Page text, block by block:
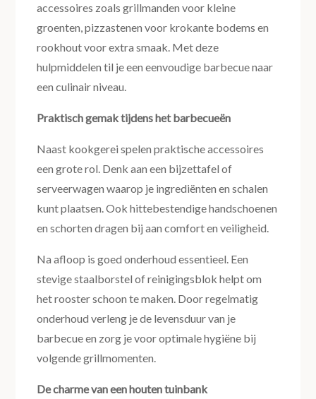
accessoires zoals grillmanden voor kleine
groenten, pizzastenen voor krokante bodems en
rookhout voor extra smaak. Met deze
hulpmiddelen til je een eenvoudige barbecue naar
een culinair niveau.
Praktisch gemak tijdens het barbecueën
Naast kookgerei spelen praktische accessoires
een grote rol. Denk aan een bijzettafel of
serveerwagen waarop je ingrediënten en schalen
kunt plaatsen. Ook hittebestendige handschoenen
en schorten dragen bij aan comfort en veiligheid.
Na afloop is goed onderhoud essentieel. Een
stevige staalborstel of reinigingsblok helpt om
het rooster schoon te maken. Door regelmatig
onderhoud verleng je de levensduur van je
barbecue en zorg je voor optimale hygiëne bij
volgende grillmomenten.
De charme van een houten tuinbank